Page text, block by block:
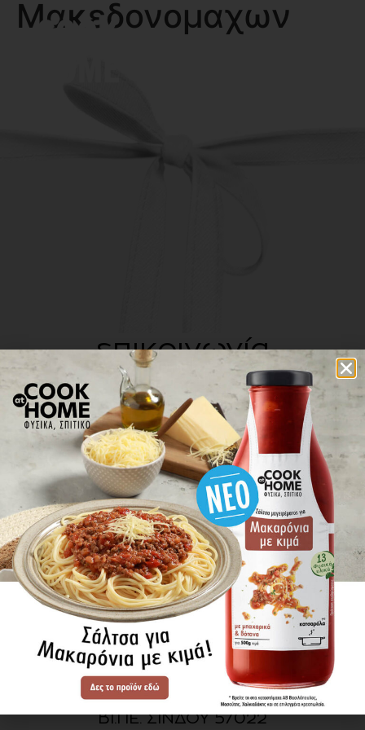
Μακεδονoμαχων
επικοινωνία
πού βρίσκω τα προϊόντα
ΕΝΗΜΕΡΩΘΕΙΤΕ ΠΡΩΤΟΙ
ΓΙΑ ΤΑ ΝΕΑ ΜΑΣ
ΕΓΓΡΑΦΗ
SITE MAP
ΠΡΟΪΟΝΤΑ
ΣΥΝΤΑΓΕΣ
Η ΙΣΤΟΡΙΑ ΜΑΣ
VIDEOS
ΠΡΟΒΥΛ Α.Ε.
ΟΔΟΣ Α3
ΒΙ.ΠΕ. ΣΙΝΔΟΥ 57022